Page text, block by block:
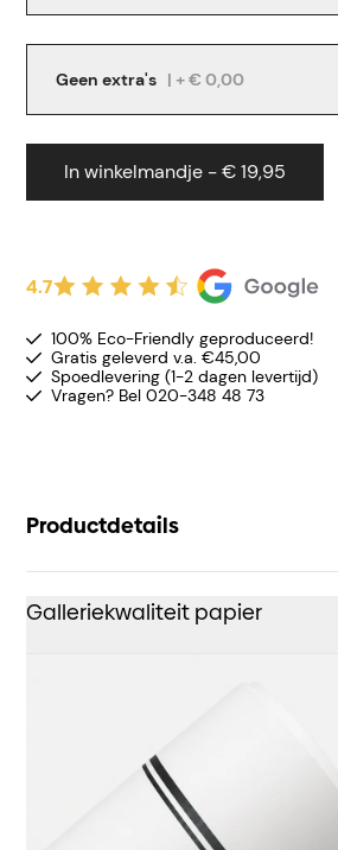
Geen extra's | + € 0,00
In winkelmandje - € 19,95
4.7
100% Eco-Friendly geproduceerd!
Gratis geleverd v.a. €45,00
Spoedlevering (1-2 dagen levertijd)
Vragen? Bel 020-348 48 73
Productdetails
Galleriekwaliteit papier